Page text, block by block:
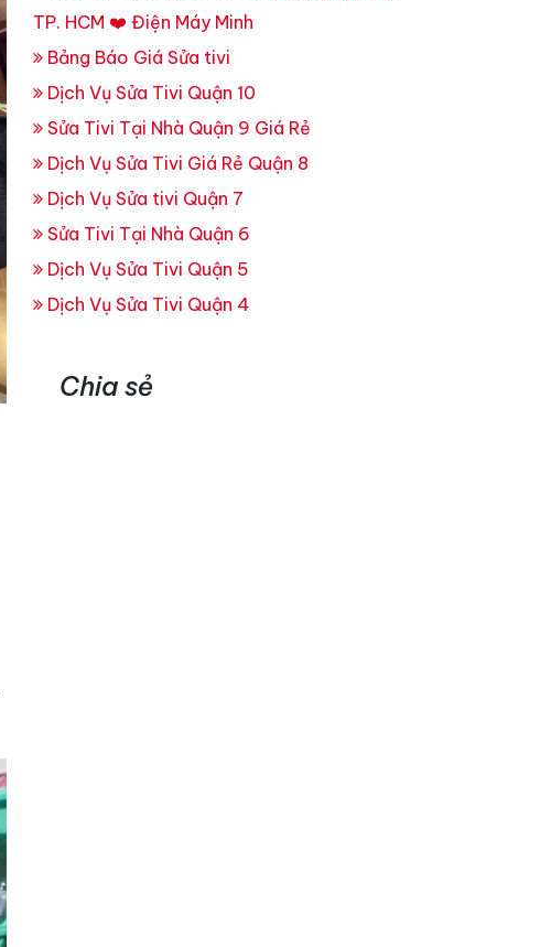
TP. HCM ❤️ Điện Máy Minh
Bảng Báo Giá Sửa tivi
Dịch Vụ Sửa Tivi Quận 10
Sửa Tivi Tại Nhà Quận 9 Giá Rẻ
Dịch Vụ Sửa Tivi Giá Rẻ Quận 8
Dịch Vụ Sửa tivi Quận 7
Sửa Tivi Tại Nhà Quận 6
Dịch Vụ Sửa Tivi Quận 5
Dịch Vụ Sửa Tivi Quận 4
Chia sẻ